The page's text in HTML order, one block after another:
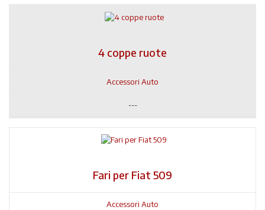
4 coppe ruote
Accessori Auto
---
Fari per Fiat 509
Accessori Auto